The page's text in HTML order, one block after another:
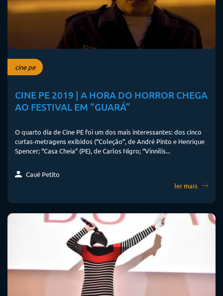
cine pe
CINE PE 2019 | A HORA DO HORROR CHEGA
AO FESTIVAL EM “GUARÁ”
O quarto dia de Cine PE foi um dos mais interessantes: dos cinco
curtas-metragens exibidos (“Coleção”, de André Pinto e Henrique
Spencer; “Casa Cheia” (PE), de Carlos Nigro; “Vinnilis...
Cauê Petito
ler mais